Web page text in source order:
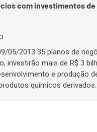
com investimentos de
05/2013 35 planos de
investirão mais de R$ 3
e produção
químicos